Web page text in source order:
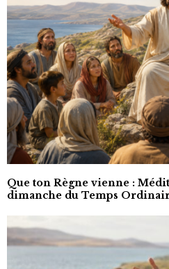
Que ton Règne vienne :
dimanche du Temps